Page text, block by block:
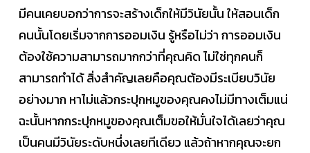
มีคนเคยบอกว่าการจะสร้างเด็กให้มีวินัยนั้น ให้สอนเด็ก
คนนั้นโดยเริ่มจากการออมเงิน รู้หรือไม่ว่า การออมเงิน
ต้องใช้ความสามารถมากกว่าที่คุณคิด ไม่ใช่ทุกคนก็
สามารถทำได้ สิ่งสำคัญเลยคือคุณต้องมีระเบียบวินัย
อย่างมาก หาไม่แล้วกระปุกหมูของคุณคงไม่มีทางเต็มแน่
ฉะนั้นหากกระปุกหมูของคุณเต็มขอให้มั่นใจได้เลยว่าคุณ
เป็นคนมีวินัยระดับหนึ่งเลยทีเดียว แล้วถ้าหากคุณจะยก